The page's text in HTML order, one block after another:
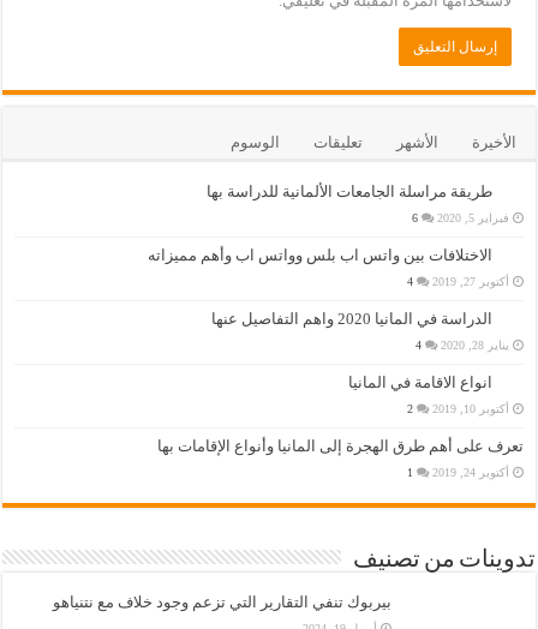
الأخيرة الأشهر تعليقات الوسوم
طريقة مراسلة الجامعات الألمانية للدراسة بها
فبراير 5, 2020 6
الاختلافات بين واتس اب بلس وواتس اب وأهم مميزاته
أكتوبر 27, 2019 4
الدراسة في المانيا 2020 واهم التفاصيل عنها
يناير 28, 2020 4
انواع الاقامة في المانيا
أكتوبر 10, 2019 2
تعرف على أهم طرق الهجرة إلى المانيا وأنواع الإقامات بها
أكتوبر 24, 2019 1
تدوينات من تصنيف
بيربوك تنفي التقارير التي تزعم وجود خلاف مع نتنياهو